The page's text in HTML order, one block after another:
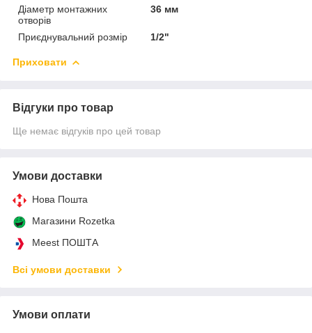
Діаметр монтажних
отворів
36 мм
Приєднувальний розмір 1/2"
Приховати
Відгуки про товар
Ще немає відгуків про цей товар
Умови доставки
Нова Пошта
Магазини Rozetka
Meest ПОШТА
Всі умови доставки
Умови оплати